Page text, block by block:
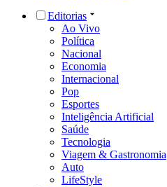
Editorias
Ao Vivo
Política
Nacional
Economia
Internacional
Pop
Esportes
Inteligência Artificial
Saúde
Tecnologia
Viagem & Gastronomia
Auto
LifeStyle